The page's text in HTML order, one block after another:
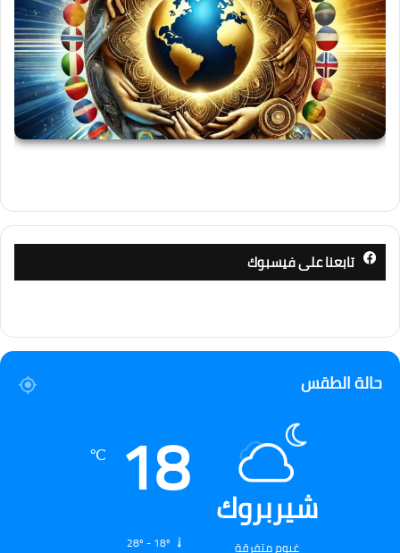
تابعنا على فيسبوك
حالة الطقس
شيربروك
غيوم متفرقة
18
℃